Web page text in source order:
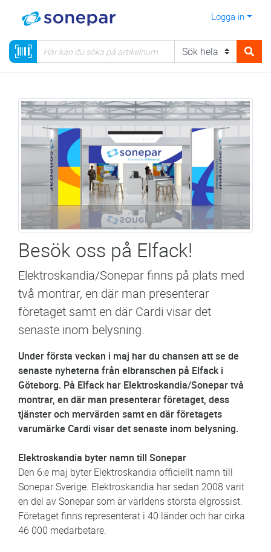
Logga in
Besök oss på Elfack!
Elektroskandia/Sonepar finns på plats med
två montrar, en där man presenterar
företaget samt en där Cardi visar det
senaste inom belysning.
Under första veckan i maj har du chansen att se de
senaste nyheterna från elbranschen på Elfack i
Göteborg. På Elfack har Elektroskandia/Sonepar två
montrar, en där man presenterar företaget, dess
tjänster och mervärden samt en där företagets
varumärke Cardi visar det senaste inom belysning.
Elektroskandia byter namn till Sonepar
Den 6:e maj byter Elektroskandia officiellt namn till
Sonepar Sverige. Elektroskandia har sedan 2008 varit
en del av Sonepar som är världens största elgrossist.
Företaget finns representerat i 40 länder och har cirka
46 000 medarbetare.